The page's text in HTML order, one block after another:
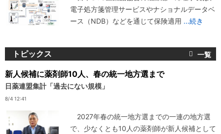
電子処方箋管理サービスやナショナルデータベ
ース（NDB）などを通じて保険適用 ...続き
トピックス
新人候補に薬剤師10人、春の統一地方選まで
日薬連盟集計「過去にない規模」
8/4 12:41
2027年春の統一地方選までの一連の地方選
で、少なくとも10人の薬剤師が新人候補として